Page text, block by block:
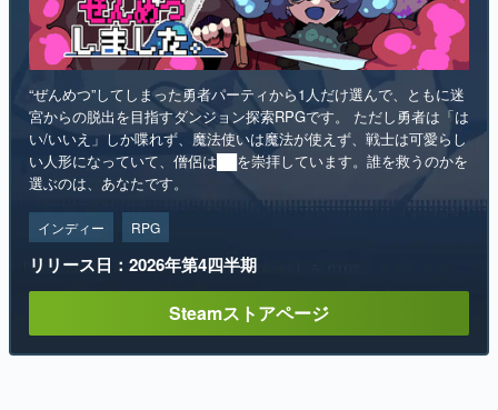
“ぜんめつ”してしまった勇者パーティから1人だけ選んで、ともに迷
宮からの脱出を目指すダンジョン探索RPGです。 ただし勇者は「は
い/いいえ」しか喋れず、魔法使いは魔法が使えず、戦士は可愛らし
い人形になっていて、僧侶は██を崇拝しています。誰を救うのかを
選ぶのは、あなたです。
インディー RPG
リリース日：2026年第4四半期
ランキング